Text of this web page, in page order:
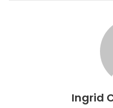
Ingrid